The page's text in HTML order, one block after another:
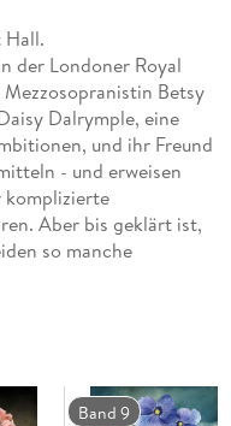
Hall.
der Londoner Royal
Betsy
Dalrymple, eine
und ihr Freund
- und erweisen
komplizierte
Aber bis geklärt ist,
so manche
attraktiven und
überaus charmante
Band 9